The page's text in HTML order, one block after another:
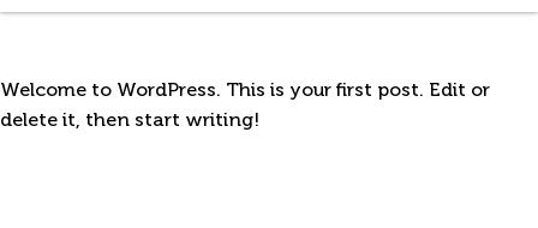
Welcome to WordPress. This is your first post. Edit or
delete it, then start writing!